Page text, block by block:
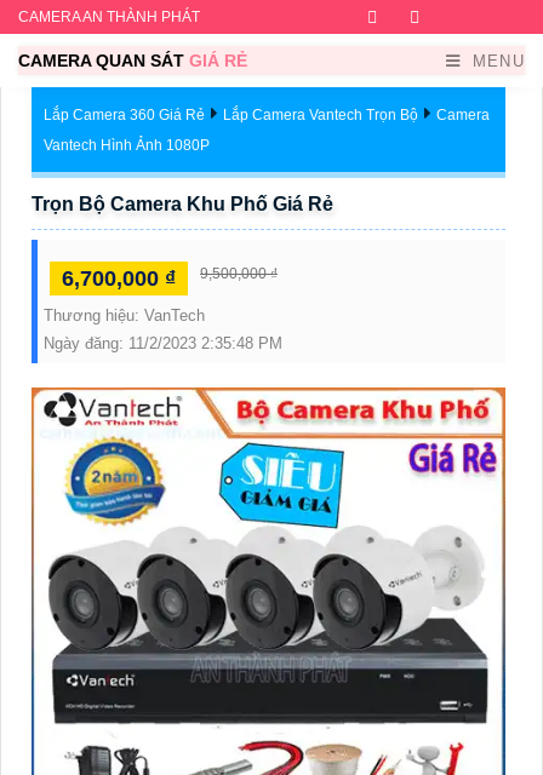
CAMERA AN THÀNH PHÁT Facebook
CAMERA QUAN SÁT GIÁ RẺ MENU
Lắp Camera 360 Giá Rẻ Lắp Camera Vantech Trọn Bộ
Camera
Vantech Hình Ảnh 1080P
Trọn Bộ Camera Khu Phố Giá Rẻ
6,700,000 ₫ 9,500,000 ₫
Thương hiệu: VanTech
Ngày đăng: 11/2/2023 2:35:48 PM